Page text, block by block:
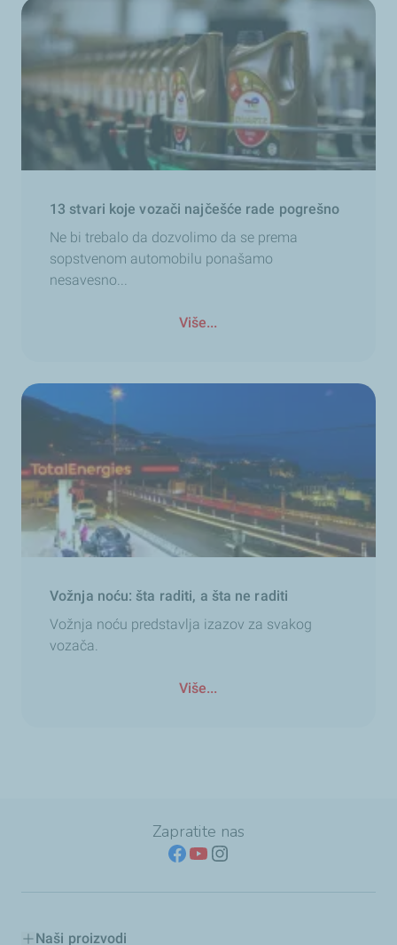
13 stvari koje vozači najčešće rade pogrešno
Ne bi trebalo da dozvolimo da se prema
sopstvenom automobilu ponašamo
nesavesno...
Više...
Vožnja noću: šta raditi, a šta ne raditi
Vožnja noću predstavlja izazov za svakog
vozača.
Više...
Zapratite nas
Naši proizvodi